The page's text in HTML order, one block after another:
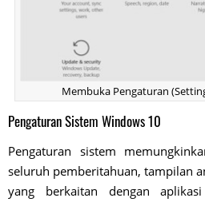
Membuka Pengaturan
Pengaturan Sistem Windows 10
Pengaturan sistem
seluruh pemberitahuan, tampilan
yang berkaitan dengan